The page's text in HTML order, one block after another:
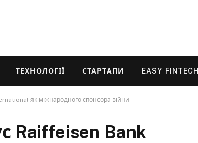
ТЕХНОЛОГІЇ СТАРТАПИ EASY FINTECH
як міжнародного спонсора війни
Raiffeisen Bank